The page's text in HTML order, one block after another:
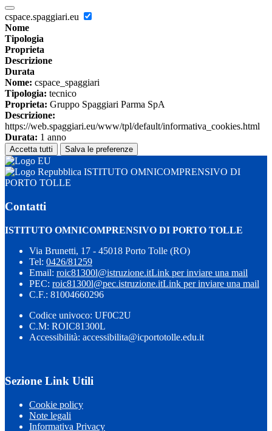
cspace.spaggiari.eu
Nome
Tipologia
Proprieta
Descrizione
Durata
Nome: cspace_spaggiari
Tipologia: tecnico
Proprieta: Gruppo Spaggiari Parma SpA
Descrizione:
https://web.spaggiari.eu/www/tpl/default/informativa_cookies.html
Durata: 1 anno
Accetta tutti Salva le preferenze
ISTITUTO OMNICOMPRENSIVO DI
PORTO TOLLE
Contatti
ISTITUTO OMNICOMPRENSIVO DI PORTO TOLLE
Via Brunetti, 17 - 45018 Porto Tolle (RO)
Tel: 0426/81259
Email: roic81300l@istruzione.itLink per inviare una mail
PEC: roic81300l@pec.istruzione.itLink per inviare una mail
C.F.: 81004660296
Codice univoco: UF0C2U
C.M: ROIC81300L
Accessibilità: accessibilita@icportotolle.edu.it
Sezione Link Utili
Cookie policy
Note legali
Informativa Privacy